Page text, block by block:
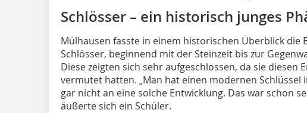
Schlösser – ein historisch junges
Mülhausen fasste in einem historischen Überblick die
Schlösser, beginnend mit der Steinzeit bis zur
Diese zeigten sich sehr aufgeschlossen, da sie diesen
vermutet hatten. „Man hat einen modernen
gar nicht an eine solche Entwicklung. Das war schon
äußerte sich ein Schüler.